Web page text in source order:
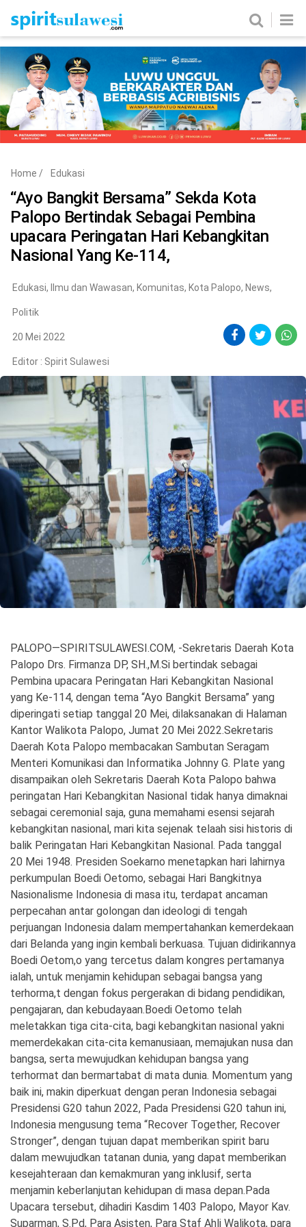
Home News
Metro Nasional
Politik Hukum & Kriminal
©
2026
Spirit
Sulawesi
Home / Edukasi
“Ayo Bangkit Bersama” Sekda Kota
Palopo Bertindak Sebagai Pembina
upacara Peringatan Hari Kebangkitan
Nasional Yang Ke-114,
Edukasi, Ilmu dan Wawasan, Komunitas, Kota Palopo, News,
Politik
20 Mei 2022
Editor : Spirit Sulawesi
PALOPO—SPIRITSULAWESI.COM, -Sekretaris Daerah Kota
Palopo Drs. Firmanza DP, SH.,M.Si bertindak sebagai
Pembina upacara Peringatan Hari Kebangkitan Nasional
yang Ke-114, dengan tema “Ayo Bangkit Bersama” yang
diperingati setiap tanggal 20 Mei, dilaksanakan di Halaman
Kantor Walikota Palopo, Jumat 20 Mei 2022.Sekretaris
Daerah Kota Palopo membacakan Sambutan Seragam
Menteri Komunikasi dan Informatika Johnny G. Plate yang
disampaikan oleh Sekretaris Daerah Kota Palopo bahwa
peringatan Hari Kebangkitan Nasional tidak hanya dimaknai
sebagai ceremonial saja, guna memahami esensi sejarah
kebangkitan nasional, mari kita sejenak telaah sisi historis di
balik Peringatan Hari Kebangkitan Nasional. Pada tanggal
20 Mei 1948. Presiden Soekarno menetapkan hari lahirnya
perkumpulan Boedi Oetomo, sebagai Hari Bangkitnya
Nasionalisme Indonesia di masa itu, terdapat ancaman
perpecahan antar golongan dan ideologi di tengah
perjuangan Indonesia dalam mempertahankan kemerdekaan
dari Belanda yang ingin kembali berkuasa. Tujuan didirikannya
Boedi Oetom,o yang tercetus dalam kongres pertamanya
ialah, untuk menjamin kehidupan sebagai bangsa yang
terhorma,t dengan fokus pergerakan di bidang pendidikan,
pengajaran, dan kebudayaan.Boedi Oetomo telah
meletakkan tiga cita-cita, bagi kebangkitan nasional yakni
memerdekakan cita-cita kemanusiaan, memajukan nusa dan
bangsa, serta mewujudkan kehidupan bangsa yang
terhormat dan bermartabat di mata dunia. Momentum yang
baik ini, makin diperkuat dengan peran Indonesia sebagai
Presidensi G20 tahun 2022, Pada Presidensi G20 tahun ini,
Indonesia mengusung tema “Recover Together, Recover
Stronger”, dengan tujuan dapat memberikan spirit baru
dalam mewujudkan tatanan dunia, yang dapat memberikan
kesejahteraan dan kemakmuran yang inklusif, serta
menjamin keberlanjutan kehidupan di masa depan.Pada
Upacara tersebut, dihadiri Kasdim 1403 Palopo, Mayor Kav.
Suparman, S.Pd, Para Asisten, Para Staf Ahli Walikota, para